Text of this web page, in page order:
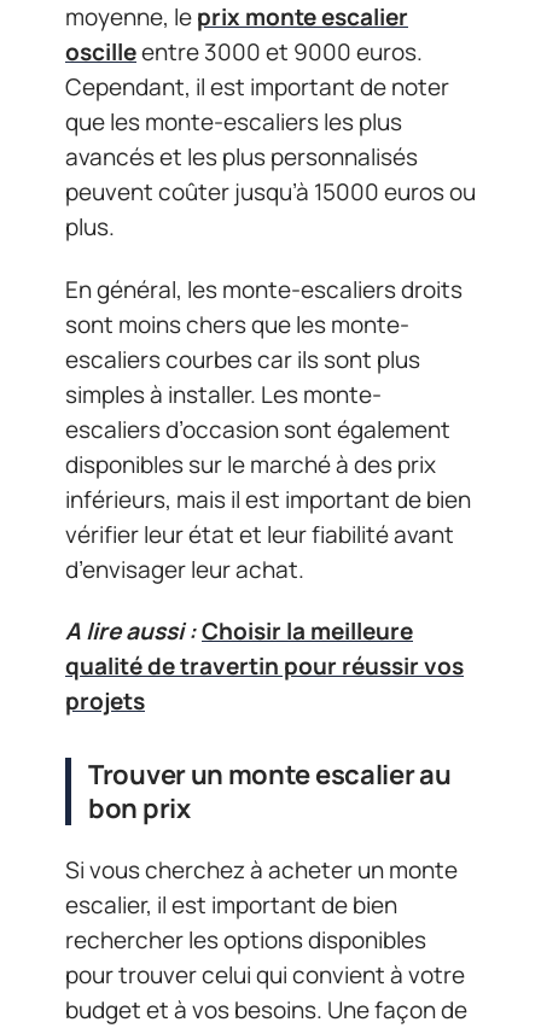
moyenne, leprix monte escalier
oscilleentre 3000 et 9000 euros.
Cependant, il est important de noter
que les monte-escaliers les plus
avancés et les plus personnalisés
peuvent coûter jusqu’à 15000 euros ou
plus.
En général, les monte-escaliers droits
sont moins chers que les monte-
escaliers courbes car ils sont plus
simples à installer. Les monte-
escaliers d’occasion sont également
disponibles sur le marché à des prix
inférieurs, mais il est important de bien
vérifier leur état et leur fiabilité avant
d’envisager leur achat.
A lire aussi :Choisir la meilleure
qualité de travertin pour réussir vos
projets
Trouver un monte escalier au
bon prix
Si vous cherchez à acheter un monte
escalier, il est important de bien
rechercher les options disponibles
pour trouver celui qui convient à votre
budget et à vos besoins. Une façon de